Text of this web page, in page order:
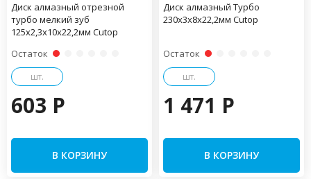
Диск алмазный отрезной
турбо мелкий зуб
125х2,3х10х22,2мм Cutop
Остаток
шт.
603 P
В КОРЗИНУ
Диск алмазный Турбо
230х3х8х22,2мм Cutop
Остаток
шт.
1 471 P
В КОРЗИНУ